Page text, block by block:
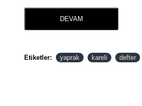
DEVAM
Etiketler: yaprak kareli defter